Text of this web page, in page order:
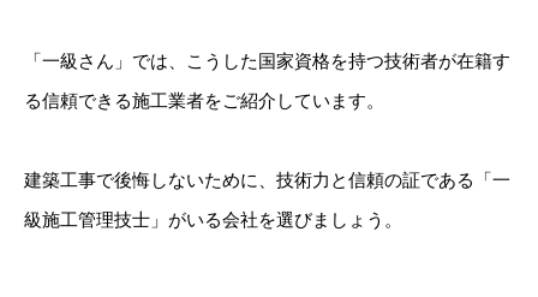
「一級さん」では、こうした国家資格を持つ技術者が在籍す
る信頼できる施工業者をご紹介しています。
建築工事で後悔しないために、技術力と信頼の証である「一
級施工管理技士」がいる会社を選びましょう。